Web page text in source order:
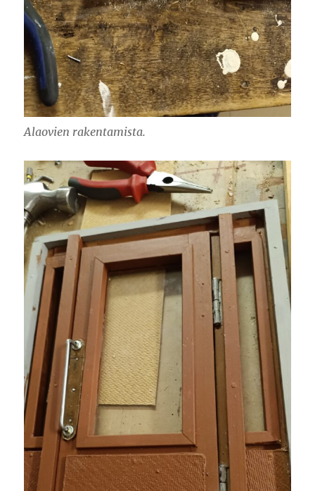
Alaovien rakentamista.